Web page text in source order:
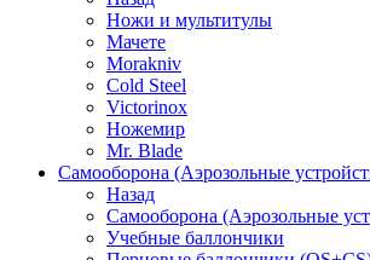
Ножи и мультитулы
Мачете
Morakniv
Cold Steel
Victorinox
Ножемир
Mr. Blade
Самооборона (Аэрозольные
Назад
Самооборона (Аэрозольные
Учебные баллончики